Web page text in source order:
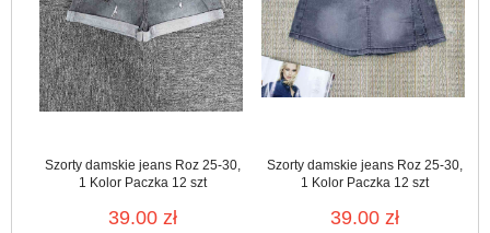
Szorty damskie jeans Roz 25-30,
1 Kolor Paczka 12 szt
39.00 zł
Szorty damskie jeans Roz 25-30,
1 Kolor Paczka 12 szt
39.00 zł